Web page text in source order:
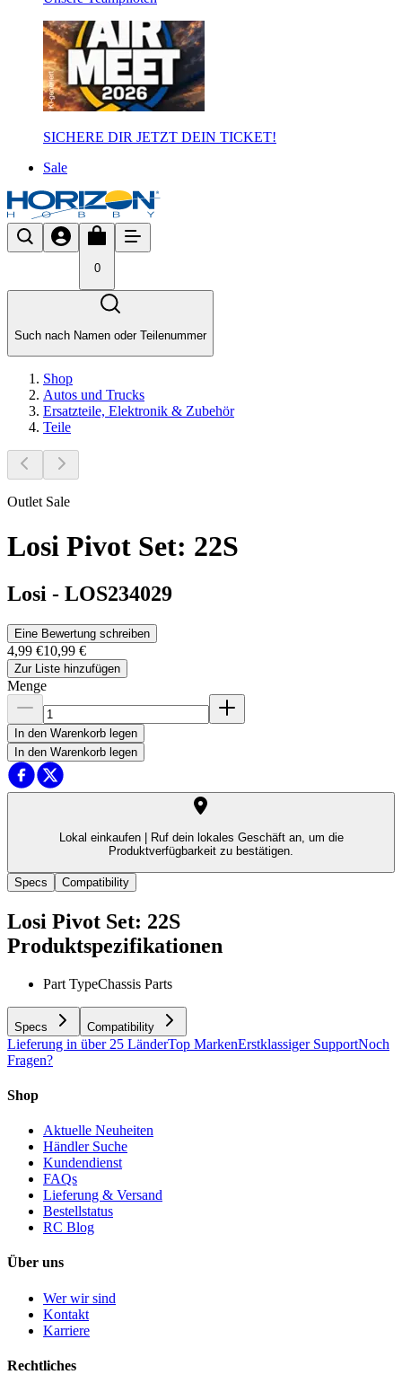
SICHERE DIR JETZT DEIN TICKET!
Sale
0
Such nach Namen oder Teilenummer
Shop
Autos und Trucks
Ersatzteile, Elektronik & Zubehör
Teile
Outlet Sale
Losi Pivot Set: 22S
Losi - LOS234029
Eine Bewertung schreiben
4,99 €10,99 €
Zur Liste hinzufügen
Menge
In den Warenkorb legen
In den Warenkorb legen
Lokal einkaufen |
Ruf dein lokales Geschäft an, um die
Produktverfügbarkeit zu bestätigen.
Specs Compatibility
Losi Pivot Set: 22S
Produktspezifikationen
Part TypeChassis Parts
Specs Compatibility
Lieferung in über 25 LänderTop MarkenErstklassiger SupportNoch
Fragen?
Shop
Aktuelle Neuheiten
Händler Suche
Kundendienst
FAQs
Lieferung & Versand
Bestellstatus
RC Blog
Über uns
Wer wir sind
Kontakt
Karriere
Rechtliches